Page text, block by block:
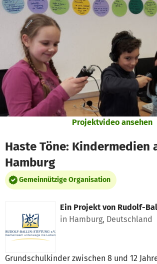
Zum Hauptinhalt springen
Erklärung zur Barrierefreiheit anzeigen
Projektvideo ansehen
Haste Töne: Kindermedien
Hamburg
Gemeinnützige Organisation
Ein Projekt von Rudolf-
in Hamburg, Deutschland
Grundschulkinder zwischen 8 und 12